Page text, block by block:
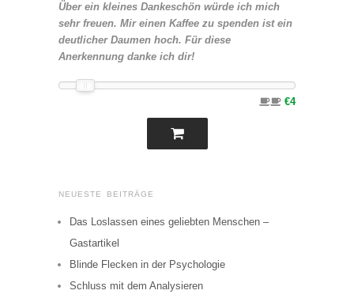
Über ein kleines Dankeschön würde ich mich
sehr freuen. Mir einen Kaffee zu spenden ist ein
deutlicher Daumen hoch. Für diese
Anerkennung danke ich dir!
€4
NEUESTE BEITRÄGE
Das Loslassen eines geliebten Menschen –
Gastartikel
Blinde Flecken in der Psychologie
Schluss mit dem Analysieren